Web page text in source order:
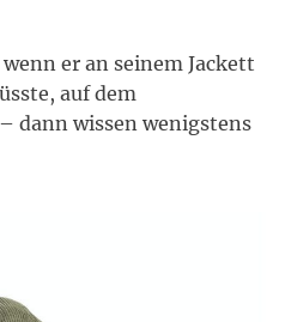
er an seinem Jackett
auf dem
dann wissen wenigstens